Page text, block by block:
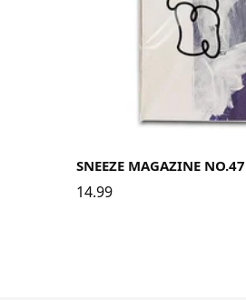
SNEEZE MAGAZINE
14.99